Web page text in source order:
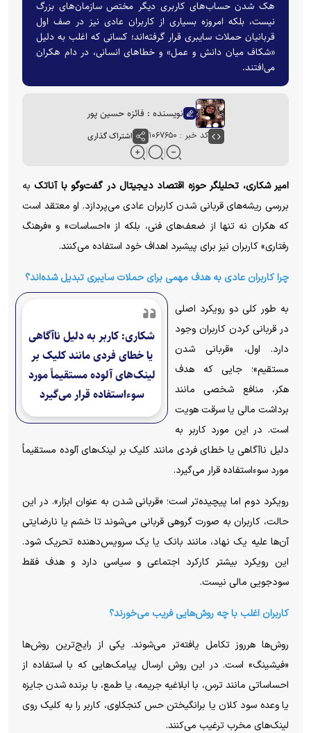
هک شدن حساب‌های کاربری دیگر مختص سازمان‌های بزرگ
نیست، بلکه امروزه بسیاری از کاربران عادی نیز در صف اول
قربانیان حملات سایبری قرار گرفته‌اند؛ کسانی که اغلب به دلیل
«شکاف میان دانش و عمل» و خطاهای انسانی، در دام‌ هکران
می‌افتند.
نویسنده : فائزه حسین پور
کد خبر : ۱۰۶۷۶۵۰ اشتراک گذاری
امیر شکاری، تحلیلگر حوزه اقتصاد دیجیتال در گفت‌وگو با آناتک به
بررسی ریشه‌های قربانی شدن کاربران عادی می‌پردازد. او معتقد است
که هکران نه تنها از ضعف‌های فنی، بلکه از «احساسات» و «فرهنگ
رفتاری» کاربران نیز برای پیشبرد اهداف خود استفاده می‌کنند.
چرا کاربران عادی به هدف مهمی برای حملات سایبری تبدیل شده‌اند؟
شکاری: کاربر به دلیل ناآگاهی
یا خطای فردی مانند کلیک بر
لینک‌های آلوده مستقیماً مورد
سوءاستفاده قرار می‌گیرد
به طور کلی دو رویکرد اصلی
در قربانی کردن کاربران وجود
دارد. اول، «قربانی شدن
مستقیم»؛ جایی که هدف
هکر، منافع شخصی مانند
برداشت مالی یا سرقت هویت
است. در این مورد کاربر به
دلیل ناآگاهی یا خطای فردی مانند کلیک بر لینک‌های آلوده مستقیماً
مورد سوءاستفاده قرار می‌گیرد.
رویکرد دوم اما پیچیده‌تر است؛ «قربانی شدن به عنوان ابزار». در این
حالت، کاربران به صورت گروهی قربانی می‌شوند تا خشم یا نارضایتی
آن‌ها علیه یک نهاد، مانند بانک یا یک سرویس‌دهنده تحریک شود.
این رویکرد بیشتر کارکرد اجتماعی و سیاسی دارد و هدف فقط
سودجویی مالی نیست.
کاربران اغلب با چه روش‌هایی فریب می‌خورند؟
روش‌ها هرروز تکامل یافته‌‌تر می‌شوند. یکی از رایج‌ترین‌ روش‌ها
«فیشینگ» است. در این روش ارسال پیامک‌هایی که با استفاده از
احساساتی مانند ترس، با ابلاغیه جریمه، یا طمع، با برنده شدن جایزه
یا وعده سود کلان یا برانگیختن حس کنجکاوی، کاربر را به کلیک روی
لینک‌های مخرب ترغیب می‌کنند.